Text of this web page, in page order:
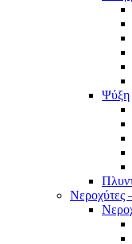
Ψύξη
Νεροχύτες